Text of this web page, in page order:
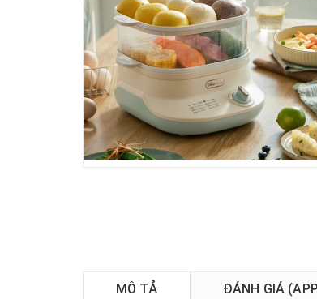
MÔ TẢ ĐÁNH GIÁ